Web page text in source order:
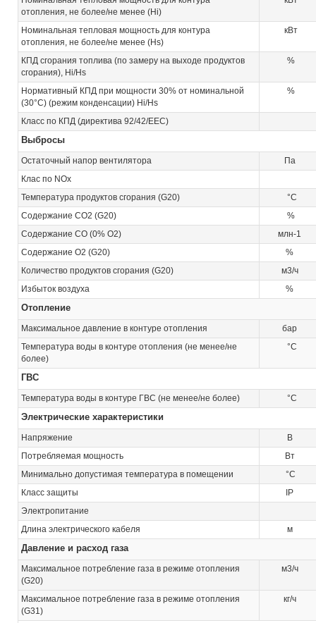
отопления, не более/не менее (Hi)
Номинальная тепловая мощность для контура
отопления, не более/не менее (Hs)
кВт
КПД сгорания топлива (по замеру на выходе продуктов
сгорания), Hi/Hs
%
Нормативный КПД при мощности 30% от номинальной
(30°С) (режим конденсации) Hi/Hs
%
Класс по КПД (директива 92/42/EEC)
Выбросы
Остаточный напор вентилятора
Па
Клас по NOx
Температура продуктов сгорания (G20)
°C
Содержание CO2 (G20)
%
Содержание CO (0% O2)
млн-1
Содержание O2 (G20)
%
Количество продуктов сгорания (G20)
м3/ч
Избыток воздуха
%
Отопление
Максимальное давление в контуре отопления
бар
Температура воды в контуре отопления (не менее/не
более)
°C
ГВС
Температура воды в контуре ГВС (не менее/не более) °C
Электрические характеристики
Напряжение
В
Потребляемая мощность
Вт
Минимально допустимая температура в помещении
°C
Класс защиты
IP
Электропитание
Длина электрического кабеля
м
Давление и расход газа
Максимальное потребление газа в режиме отопления
(G20)
м3/ч
Максимальное потребление газа в режиме отопления
(G31)
кг/ч